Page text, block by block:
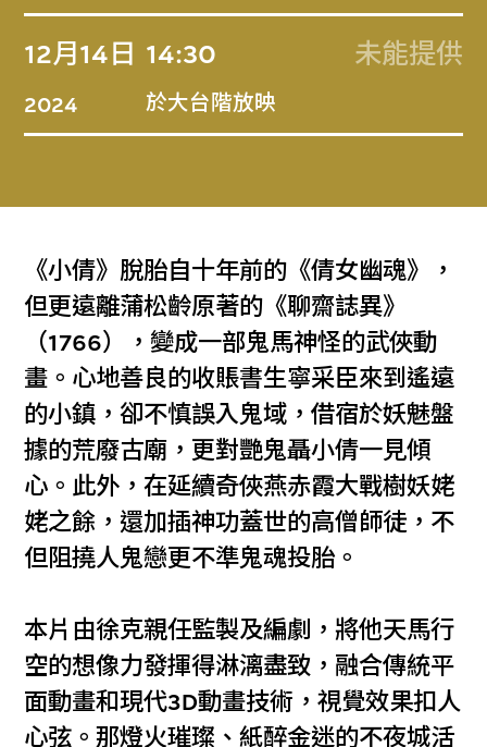
12月14日
2024
14:30 未能提供
於大台階放映
《小倩》脫胎自十年前的《倩女幽魂》，
但更遠離蒲松齡原著的《聊齋誌異》
（1766），變成一部鬼馬神怪的武俠動
畫。心地善良的收賬書生寧采臣來到遙遠
的小鎮，卻不慎誤入鬼域，借宿於妖魅盤
據的荒廢古廟，更對艷鬼聶小倩一見傾
心。此外，在延續奇俠燕赤霞大戰樹妖姥
姥之餘，還加插神功蓋世的高僧師徒，不
但阻撓人鬼戀更不準鬼魂投胎。
本片由徐克親任監製及編劇，將他天馬行
空的想像力發揮得淋漓盡致，融合傳統平
面動畫和現代3D動畫技術，視覺效果扣人
心弦。那燈火璀璨、紙醉金迷的不夜城活